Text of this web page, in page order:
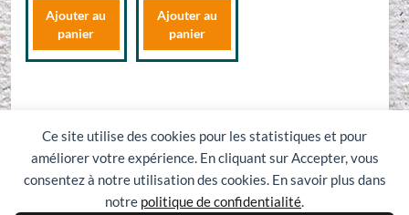
Ce site utilise des cookies pour les statistiques et pour
améliorer votre expérience. En cliquant sur Accepter, vous
consentez à notre utilisation des cookies. En savoir plus dans
notre politique de confidentialité.
Ajouter au
panier
Ajouter au
panier
1 2 3 →